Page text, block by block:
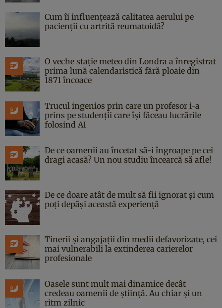
Cum îi influențează calitatea aerului pe
pacienții cu artrită reumatoidă?
O veche stație meteo din Londra a înregistrat
prima lună calendaristică fără ploaie din
1871 încoace
Trucul ingenios prin care un profesor i-a
prins pe studenții care își făceau lucrările
folosind AI
De ce oamenii au încetat să-i îngroape pe cei
dragi acasă? Un nou studiu încearcă să afle!
De ce doare atât de mult să fii ignorat și cum
poți depăși această experiență
Tinerii și angajații din medii defavorizate, cei
mai vulnerabili la extinderea carierelor
profesionale
Oasele sunt mult mai dinamice decât
credeau oamenii de știință. Au chiar și un
ritm zilnic